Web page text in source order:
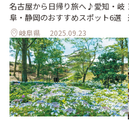
名古屋から日帰り旅へ♪愛知・岐
阜・静岡のおすすめスポット6選
岐阜県 2025.09.23